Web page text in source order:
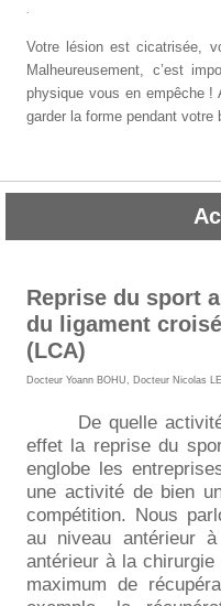
.
Votre lésion est cicatrisée,
Malheureusement, c’est
physique vous en empêche
garder la forme pendant votre
Reprise du sport
du ligament
(LCA)
Docteur Yoann BOHU Docteur Nicolas
De quelle
effet la reprise du
englobe les
une activité de bien
compétition. Nous
au niveau antérieur
antérieur à la
maximum de